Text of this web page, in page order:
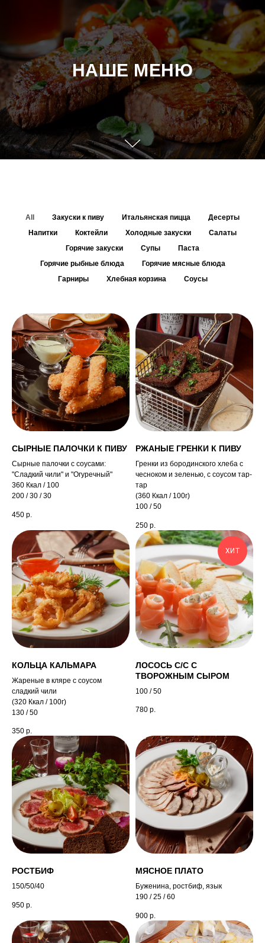
НАШЕ МЕНЮ
All Закуски к пиву Итальянская пицца
Десерты
Напитки
Коктейли Холодные закуски
Салаты
Горячие закуски
Супы
Паста
Горячие рыбные блюда
Горячие мясные блюда
Гарниры
Хлебная корзина Соусы
СЫРНЫЕ ПАЛОЧКИ К ПИВУ
Сырные палочки с соусами:
"Сладкий чили" и "Огуречный"
360 Ккал / 100
200 / 30 / 30
450 р.
РЖАНЫЕ ГРЕНКИ К ПИВУ
Гренки из бородинского хлеба с
чесноком и зеленью, с соусом тар-
тар
(360 Ккал / 100г)
100 / 50
250 р.
КОЛЬЦА КАЛЬМАРА
Жареные в кляре с соусом
сладкий чили
(320 Ккал / 100г)
130 / 50
350 р.
ХИТ
ЛОСОСЬ С/С С
ТВОРОЖНЫМ СЫРОМ
100 / 50
780 р.
РОСТБИФ
150/50/40
950 р.
МЯСНОЕ ПЛАТО
Буженина, ростбиф, язык
190 / 25 / 60
900 р.